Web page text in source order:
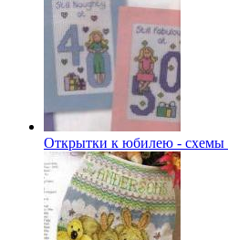
Открытки к юбилею - схемы